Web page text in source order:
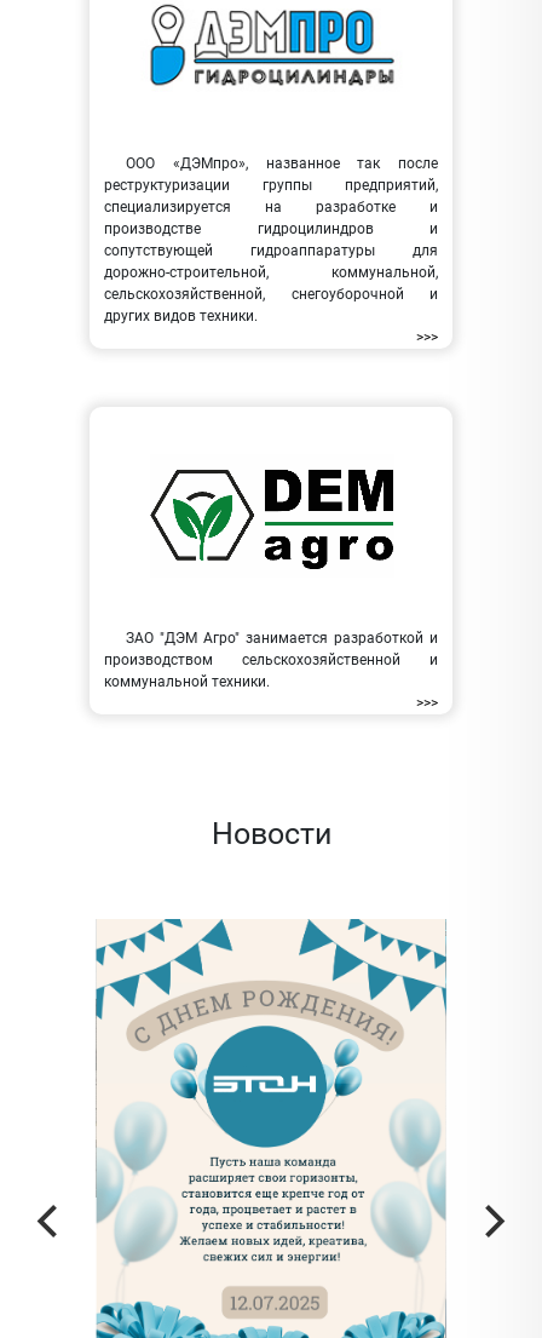
ООО «ДЭМпро», названное так после
реструктуризации группы предприятий,
специализируется на разработке и
производстве гидроцилиндров и
сопутствующей гидроаппаратуры для
дорожно-строительной, коммунальной,
сельскохозяйственной, снегоуборочной и
других видов техники.
>>>
ЗАО "ДЭМ Агро" занимается разработкой и
производством сельскохозяйственной и
коммунальной техники.
>>>
Новости